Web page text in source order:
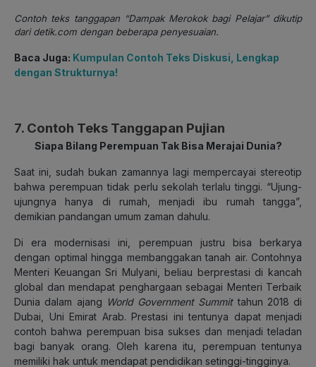
Contoh teks tanggapan “Dampak Merokok bagi Pelajar” dikutip
dari detik.com dengan beberapa penyesuaian.
Baca Juga: Kumpulan Contoh Teks Diskusi, Lengkap
dengan Strukturnya!
7. Contoh Teks Tanggapan Pujian
Siapa Bilang Perempuan Tak Bisa Merajai Dunia?
Saat ini, sudah bukan zamannya lagi mempercayai stereotip
bahwa perempuan tidak perlu sekolah terlalu tinggi. “Ujung-
ujungnya hanya di rumah, menjadi ibu rumah tangga”,
demikian pandangan umum zaman dahulu.
Di era modernisasi ini, perempuan justru bisa berkarya
dengan optimal hingga membanggakan tanah air. Contohnya
Menteri Keuangan Sri Mulyani, beliau berprestasi di kancah
global dan mendapat penghargaan sebagai Menteri Terbaik
Dunia dalam ajang World Government Summittahun 2018 di
Dubai, Uni Emirat Arab. Prestasi ini tentunya dapat menjadi
contoh bahwa perempuan bisa sukses dan menjadi teladan
bagi banyak orang. Oleh karena itu, perempuan tentunya
memiliki hak untuk mendapat pendidikan setinggi-tingginya.